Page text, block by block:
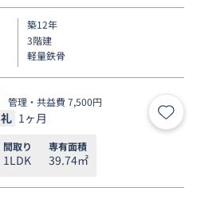
築12年
3階建
軽量鉄骨
管理・共益費 7,500円
礼 1ヶ月 お気
間取り
1LDK
専有面積
39.74㎡